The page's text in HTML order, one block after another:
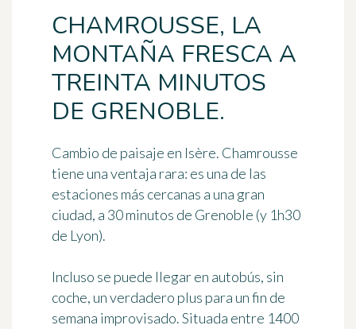
CHAMROUSSE, LA
MONTAÑA FRESCA A
TREINTA MINUTOS
DE GRENOBLE.
Cambio de paisaje en Isère. Chamrousse
tiene una ventaja rara: es una de las
estaciones más cercanas a una gran
ciudad, a 30 minutos de Grenoble (y 1h30
de Lyon).
Incluso se puede llegar en autobús, sin
coche, un verdadero plus para un fin de
semana improvisado. Situada entre 1400